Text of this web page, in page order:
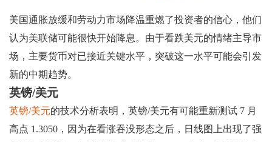
美国通胀放缓和劳动力市场降温重燃了投资者的信心，他们
认为美联储可能很快开始降息。由于看跌美元的情绪主导市
场，主要货币对已接近关键水平，突破这一水平可能会引发
新的中期趋势。
英镑/美元
英镑/美元的技术分析表明，英镑/美元有可能重新测试 7 月
高点 1.3050，因为在看涨吞没形态之后，日线图上出现了强